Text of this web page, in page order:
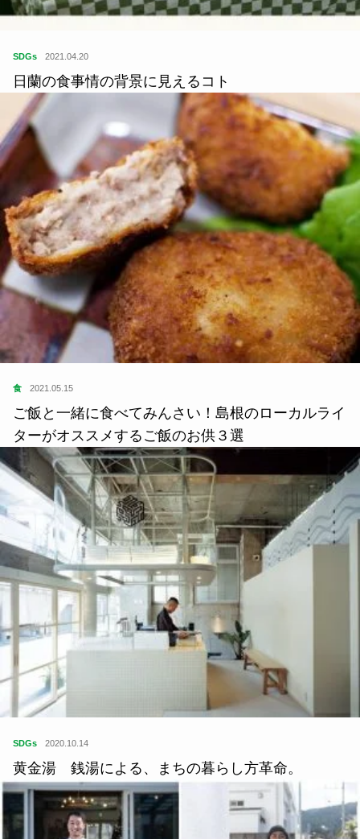
SDGs 2021.04.20
日蘭の食事情の背景に見えるコト
食 2021.05.15
ご飯と一緒に食べてみんさい！島根のローカルライ
ターがオススメするご飯のお供３選
SDGs 2020.10.14
黄金湯 銭湯による、まちの暮らし方革命。